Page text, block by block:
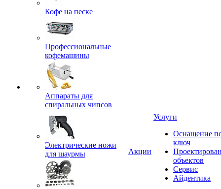
Кофе на песке
Профессиональные
кофемашины
Аппараты для
спиральных чипсов
Электрические ножи
для шаурмы
Акции
Услуги
Оснащение
ключ
объектов
Сервис
Айдентика